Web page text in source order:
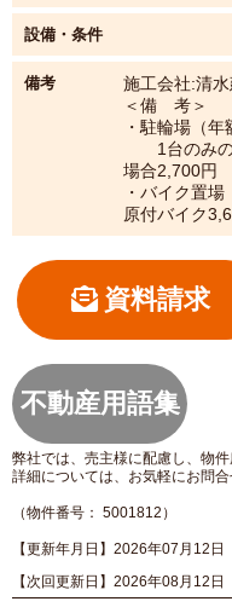
設備・条件
備考
施工会社:清
＜備 考＞
・駐輪場（年
1台のみの
場合2,700円
・バイク置場
原付バイク
資料請求
不動産用語集
弊社では、売主様に配慮し、物
詳細については、お気軽にお問合
（物件番号： 5001812）
【更新年月日】2026年07月12日
【次回更新日】2026年08月12日